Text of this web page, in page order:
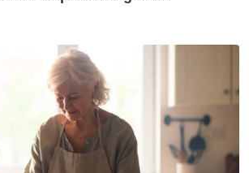
10 peratus sahaja dari
mereka melakukan tugas
sedia berkorban dan
negara,"katanya.
masalah intipati dalam
perlu diperbaiki agar tidak